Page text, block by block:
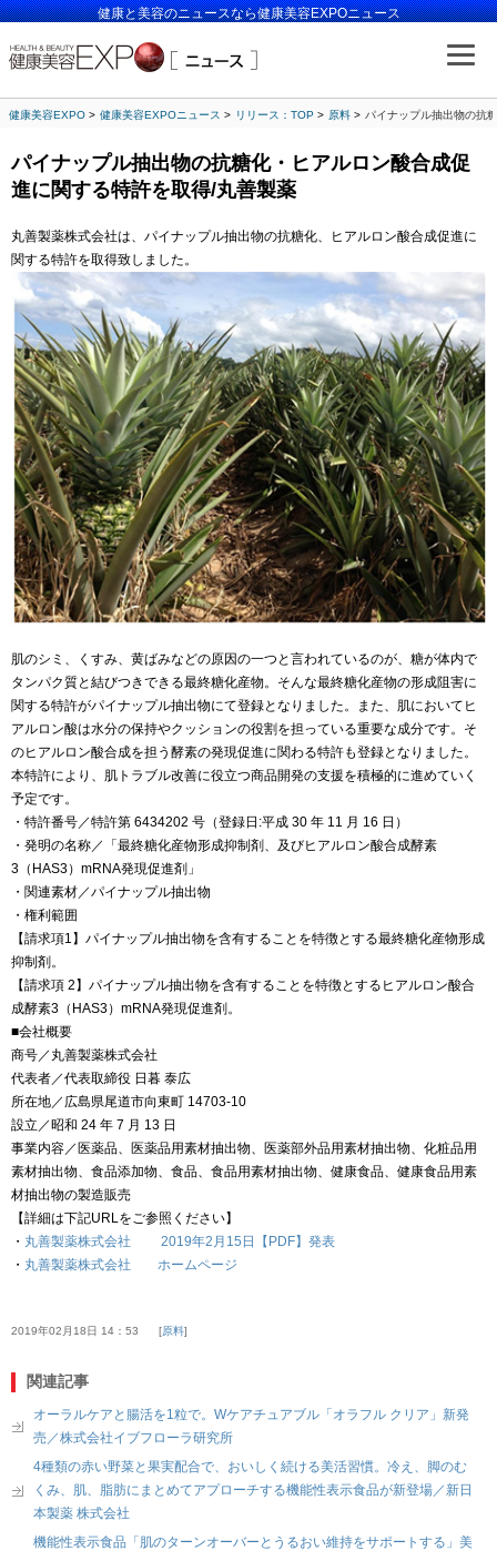
健康と美容のニュースなら健康美容EXPOニュース
健康美容EXPO 健康美容EXPOニュース リリース：TOP 原料 パイナップル抽出物の抗
パイナップル抽出物の抗糖化・ヒアルロン酸合成促
進に関する特許を取得/丸善製薬
丸善製薬株式会社は、パイナップル抽出物の抗糖化、ヒアルロン酸合成促進に
関する特許を取得致しました。
肌のシミ、くすみ、黄ばみなどの原因の一つと言われているのが、糖が体内で
タンパク質と結びつきできる最終糖化産物。そんな最終糖化産物の形成阻害に
関する特許がパイナップル抽出物にて登録となりました。また、肌においてヒ
アルロン酸は水分の保持やクッションの役割を担っている重要な成分です。そ
のヒアルロン酸合成を担う酵素の発現促進に関わる特許も登録となりました。
本特許により、肌トラブル改善に役立つ商品開発の支援を積極的に進めていく
予定です。
・特許番号／特許第 6434202 号（登録日:平成 30 年 11 月 16 日）
・発明の名称／「最終糖化産物形成抑制剤、及びヒアルロン酸合成酵素
3（HAS3）mRNA発現促進剤」
・関連素材／パイナップル抽出物
・権利範囲
【請求項1】パイナップル抽出物を含有することを特徴とする最終糖化産物形成
抑制剤。
【請求項 2】パイナップル抽出物を含有することを特徴とするヒアルロン酸合
成酵素3（HAS3）mRNA発現促進剤。
■会社概要
商号／丸善製薬株式会社
代表者／代表取締役 日暮 泰広
所在地／広島県尾道市向東町 14703-10
設立／昭和 24 年 7 月 13 日
事業内容／医薬品、医薬品用素材抽出物、医薬部外品用素材抽出物、化粧品用
素材抽出物、食品添加物、食品、食品用素材抽出物、健康食品、健康食品用素
材抽出物の製造販売
【詳細は下記URLをご参照ください】
・ 丸善製薬株式会社 2019年2月15日【PDF】発表
・ 丸善製薬株式会社 ホームページ
2019年02月18日 14：53 原料
関連記事
オーラルケアと腸活を1粒で。Wケアチュアブル「オラフル クリア」新発
売／株式会社イブフローラ研究所
4種類の赤い野菜と果実配合で、おいしく続ける美活習慣。冷え、脚のむ
くみ、肌、脂肪にまとめてアプローチする機能性表示食品が新登場／新日
本製薬 株式会社
機能性表示食品「肌のターンオーバーとうるおい維持をサポートする」美